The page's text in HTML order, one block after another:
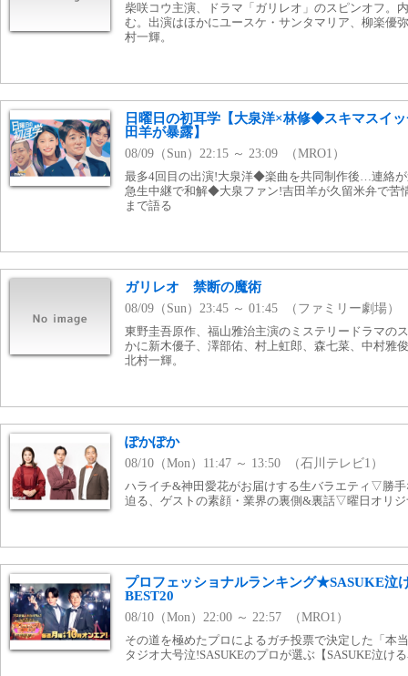
柴咲コウ主演、ドラマ「ガリレオ」のスピンオフ。
む。出演はほかにユースケ・サンタマリア、柳楽優
村一輝。
日曜日の初耳学【大泉洋×林修◆スキマスイ
田羊が暴露】
08/09（Sun）22:15 ～ 23:09 （MRO1）
最多4回目の出演!大泉洋◆楽曲を共同制作後…連絡
急生中継で和解◆大泉ファン!吉田羊が久留米弁で苦
まで語る
ガリレオ 禁断の魔術
08/09（Sun）23:45 ～ 01:45 （ファミリー劇場）
東野圭吾原作、福山雅治主演のミステリードラマの
かに新木優子、澤部佑、村上虹郎、森七菜、中村雅
北村一輝。
ぽかぽか
08/10（Mon）11:47 ～ 13:50 （石川テレビ1）
ハライチ&神田愛花がお届けする生バラエティ▽勝
迫る、ゲストの素顔・業界の裏側&裏話▽曜日オリ
プロフェッショナルランキング★SASUKE泣
BEST20
08/10（Mon）22:00 ～ 22:57 （MRO1）
その道を極めたプロによるガチ投票で決定した「本
タジオ大号泣!SASUKEのプロが選ぶ【SASUKE泣け